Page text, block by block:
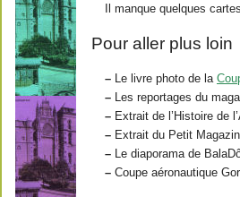
Il manque quelques
Pour aller plus loin
– Le livre photo de la
– Les reportages du
– Extrait de l’Histoire de
– Extrait du Petit
– Le diaporama de
– Coupe aéronautique